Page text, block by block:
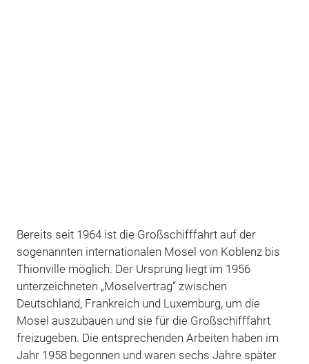
Bereits seit 1964 ist die Großschifffahrt auf der
sogenannten internationalen Mosel von Koblenz bis
Thionville möglich. Der Ursprung liegt im 1956
unterzeichneten „Moselvertrag“ zwischen
Deutschland, Frankreich und Luxemburg, um die
Mosel auszubauen und sie für die Großschifffahrt
freizugeben. Die entsprechenden Arbeiten haben im
Jahr 1958 begonnen und waren sechs Jahre später